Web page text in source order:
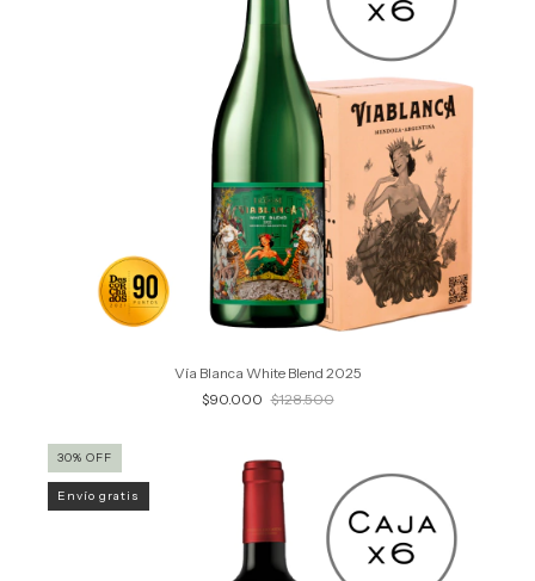
Vía Blanca White Blend 2025
$90.000 $128.500
30% OFF
Envío gratis